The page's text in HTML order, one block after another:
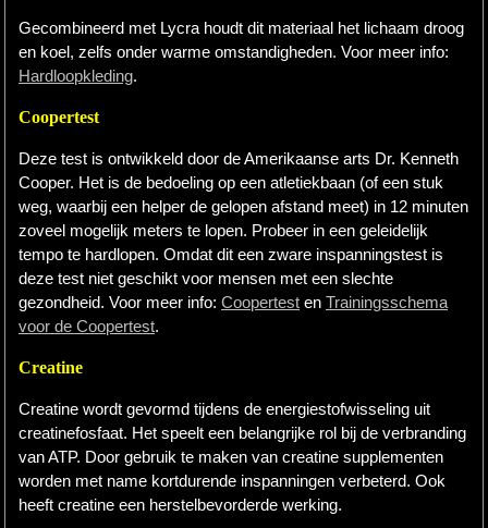
Gecombineerd met Lycra houdt dit materiaal het lichaam droog
en koel, zelfs onder warme omstandigheden. Voor meer info:
Hardloopkleding.
Coopertest
Deze test is ontwikkeld door de Amerikaanse arts Dr. Kenneth
Cooper. Het is de bedoeling op een atletiekbaan (of een stuk
weg, waarbij een helper de gelopen afstand meet) in 12 minuten
zoveel mogelijk meters te lopen. Probeer in een geleidelijk
tempo te hardlopen. Omdat dit een zware inspanningstest is
deze test niet geschikt voor mensen met een slechte
gezondheid. Voor meer info: Coopertest en Trainingsschema
voor de Coopertest.
Creatine
Creatine wordt gevormd tijdens de energiestofwisseling uit
creatinefosfaat. Het speelt een belangrijke rol bij de verbranding
van ATP. Door gebruik te maken van creatine supplementen
worden met name kortdurende inspanningen verbeterd. Ook
heeft creatine een herstelbevorderde werking.